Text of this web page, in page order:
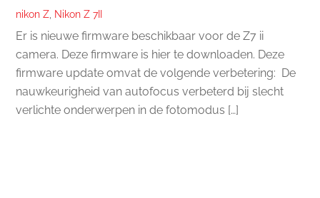
nikon Z Nikon Z 7II
Er is nieuwe firmware beschikbaar voor de Z7 ii
camera. Deze firmware is hier te downloaden. Deze
firmware update omvat de volgende verbetering: De
nauwkeurigheid van autofocus verbeterd bij slecht
verlichte onderwerpen in de fotomodus […]